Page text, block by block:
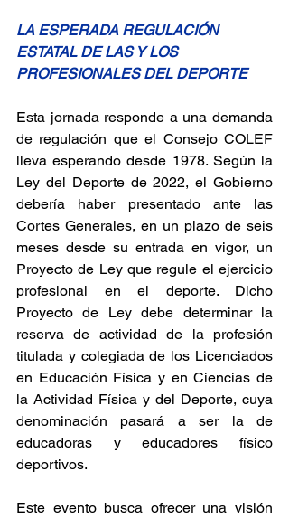
LA ESPERADA REGULACIÓN
ESTATAL DE LAS Y LOS
PROFESIONALES DEL DEPORTE
Esta jornada responde a una demanda
de regulación que el Consejo COLEF
lleva esperando desde 1978. Según la
Ley del Deporte de 2022, el Gobierno
debería haber presentado ante las
Cortes Generales, en un plazo de seis
meses desde su entrada en vigor, un
Proyecto de Ley que regule el ejercicio
profesional en el deporte. Dicho
Proyecto de Ley debe determinar la
reserva de actividad de la profesión
titulada y colegiada de los Licenciados
en Educación Física y en Ciencias de
la Actividad Física y del Deporte, cuya
denominación pasará a ser la de
educadoras y educadores físico
deportivos.
Este evento busca ofrecer una visión